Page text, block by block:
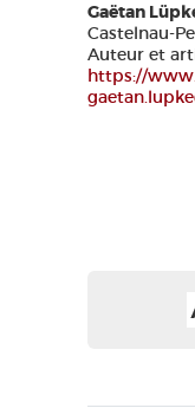
Gaëtan
Castelnau-
Auteur et
https://